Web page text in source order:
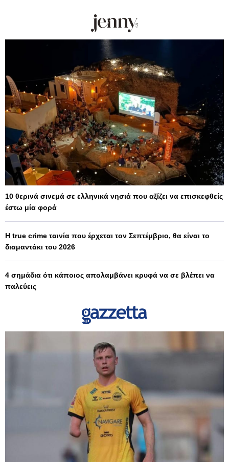
10 θερινά σινεμά σε ελληνικά νησιά που αξίζει να επισκεφθείς
έστω μία φορά
Η true crime ταινία που έρχεται τον Σεπτέμβριο, θα είναι το
διαμαντάκι του 2026
4 σημάδια ότι κάποιος απολαμβάνει κρυφά να σε βλέπει να
παλεύεις